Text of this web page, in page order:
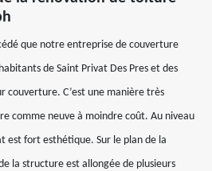
que notre entreprise de couverture
de Saint Privat Des Pres et des
couverture. C’est une manière très
comme neuve à moindre coût. Au niveau
est fort esthétique. Sur le plan de la
la structure est allongée de plusieurs